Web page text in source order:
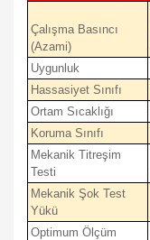
Çalışma Basıncı
(Azami)
Uygunluk
Hassasiyet Sınıfı
Ortam Sıcaklığı
Koruma Sınıfı
Mekanik Titreşim
Testi
Mekanik Şok Test
Yükü
Optimum Ölçüm